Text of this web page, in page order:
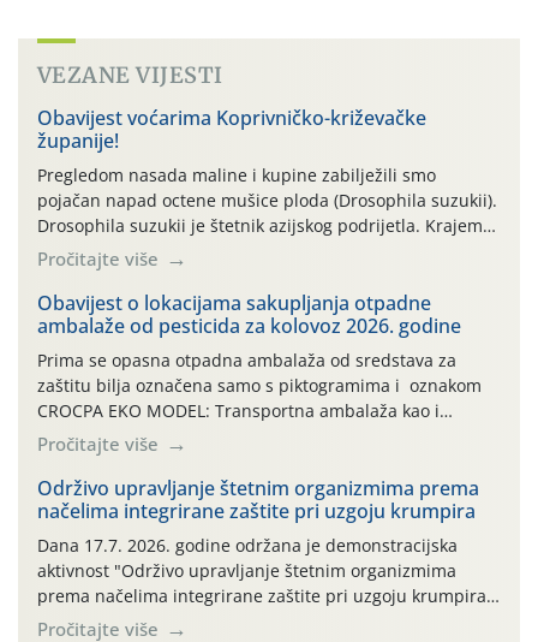
VEZANE VIJESTI
Obavijest voćarima Koprivničko-križevačke
županije!
Pregledom nasada maline i kupine zabilježili smo
pojačan napad octene mušice ploda (Drosophila suzukii).
Drosophila suzukii je štetnik azijskog podrijetla. Krajem
2010. godine prvi puta je registriran u Hrvatskoj, a u
rujnu 2016. godine na našem su području zabilježene
gospodarski važne štete. Riječ je o štetniku vrlo sličnom
dobro poznatoj vinskoj mušici, no za razliku […]
Pročitajte više
Obavijest o lokacijama sakupljanja otpadne
ambalaže od pesticida za kolovoz 2026. godine
Prima se opasna otpadna ambalaža od sredstava za
zaštitu bilja označena samo s piktogramima i oznakom
CROCPA EKO MODEL: Transportna ambalaža kao i
ambalaža drugih proizvoda koji nisu sredstva za zaštitu
bilja (npr. ambalaža od mineralnih gnojiva,) se ne
prihvaća. Korisnicima je osiguran besplatni povrat
prazne ambalaže isključivo ovih tvrtki: AGROCHEM-MAKS,
AGRONOM, ALBAUGH TKI* (PINUS […]
Pročitajte više
Održivo upravljanje štetnim organizmima prema
načelima integrirane zaštite pri uzgoju krumpira
Dana 17.7. 2026. godine održana je demonstracijska
aktivnost "Održivo upravljanje štetnim organizmima
prema načelima integrirane zaštite pri uzgoju krumpira"
na pokusnom polju "Poredje", kraj naselja Belica (ARKOD
Pročitajte više